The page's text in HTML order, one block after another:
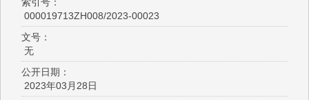
000019713ZH008/2023-00023
文号：
无
公开日期：
2023年03月28日